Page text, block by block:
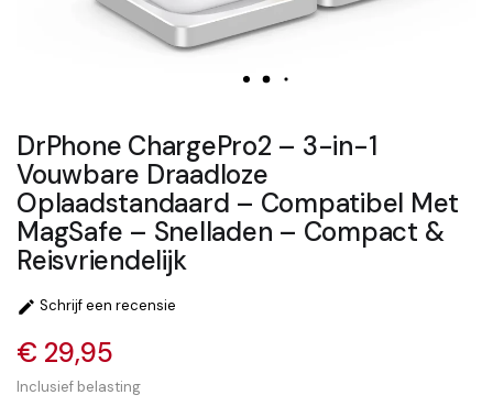
DrPhone ChargePro2 – 3-in-1
Vouwbare Draadloze
Oplaadstandaard – Compatibel Met
MagSafe – Snelladen – Compact &
Reisvriendelijk
 Schrijf een recensie
€ 29,95
Inclusief belasting